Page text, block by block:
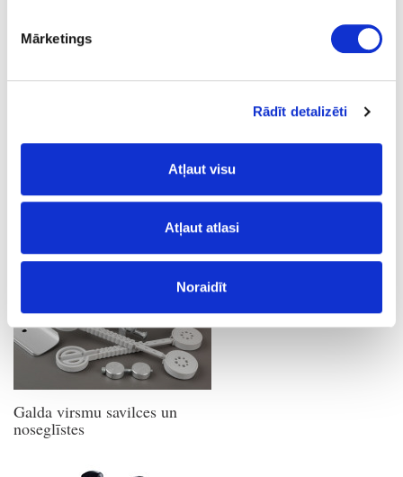
Mārketings
Rādīt detalizēti
Atļaut visu
Atļaut atlasi
Noraidīt
Mugursienu un paneļu
Galda virsmu savilces un
noseglīstes